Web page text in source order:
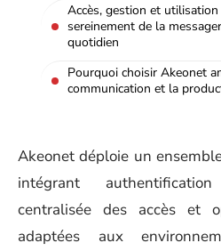
Accès, gestion et
sereinement de la
quotidien
Pourquoi choisir Akeonet
communication et la
Akeonet déploie un
intégrant
centralisée des accès et
adaptées aux